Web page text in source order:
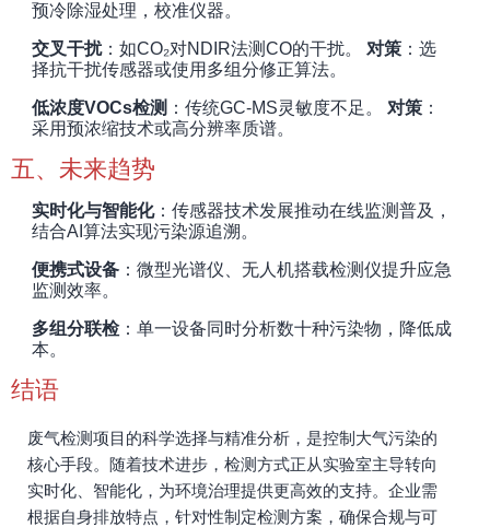
预冷除湿处理，校准仪器。
交叉干扰：如CO₂对NDIR法测CO的干扰。 对策 ：选
择抗干扰传感器或使用多组分修正算法。
低浓度VOCs检测 ：传统GC-MS灵敏度不足。 对策 ：
采用预浓缩技术或高分辨率质谱。
五、未来趋势
实时化与智能化：传感器技术发展推动在线监测普及，
结合AI算法实现污染源追溯。
便携式设备 ：微型光谱仪、无人机搭载检测仪提升应急
监测效率。
多组分联检：单一设备同时分析数十种污染物，降低成
本。
结语
废气检测项目的科学选择与精准分析，是控制大气污染的
核心手段。随着技术进步，检测方式正从实验室主导转向
实时化、智能化，为环境治理提供更高效的支持。企业需
根据自身排放特点，针对性制定检测方案，确保合规与可